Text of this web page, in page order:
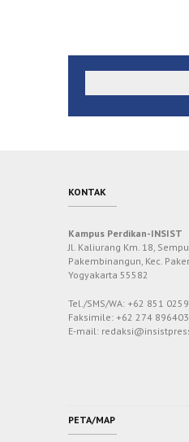
KONTAK
Kampus Perdikan-INSIST
Jl. Kaliurang Km. 18,
Pakembinangun, Kec.
Yogyakarta 55582
Tel./SMS/WA: +62 851
Faksimile: +62 274 896403
E-mail:
PETA/MAP